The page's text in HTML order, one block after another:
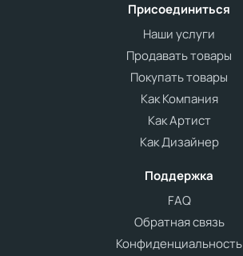
Присоединиться
Наши услуги
Продавать товары
Покупать товары
Как Компания
Как Артист
Как Дизайнер
Поддержка
FAQ
Обратная связь
Конфиденциальность